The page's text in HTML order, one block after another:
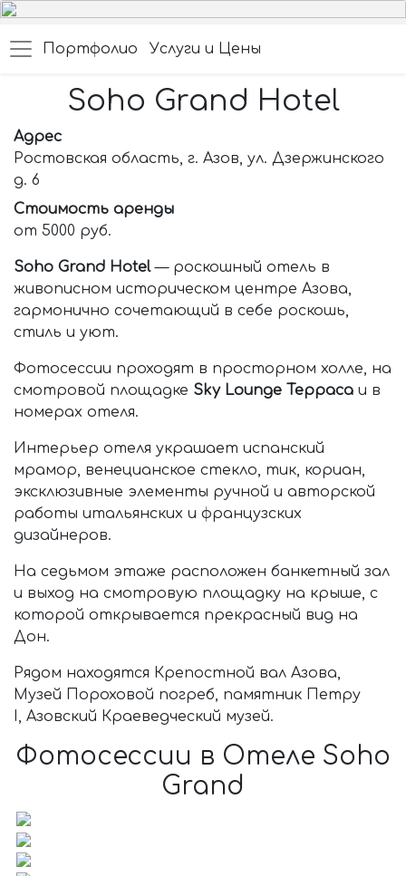
Портфолио Услуги и Цены
Soho Grand Hotel
Адрес
Ростовская область, г. Азов, ул. Дзержинского
д. 6
Стоимость аренды
от 5000 руб.
Soho Grand Hotel— роскошный отель в
живописном историческом центре Азова,
гармонично сочетающий в себе роскошь,
стиль и уют.
Фотосессии проходят в просторном холле, на
смотровой площадке Sky Lounge Терраса и в
номерах отеля.
Интерьер отеля украшает испанский
мрамор, венецианское стекло, тик, кориан,
эксклюзивные элементы ручной и авторской
работы итальянских и французских
дизайнеров.
На седьмом этаже расположен банкетный зал
и выход на смотровую площадку на крыше, с
которой открывается прекрасный вид на
Дон.
Рядом находятся Крепостной вал Азова,
Музей Пороховой погреб, памятник Петру
I, Азовский Краеведческий музей.
Фотосессии в Отеле Soho
Grand